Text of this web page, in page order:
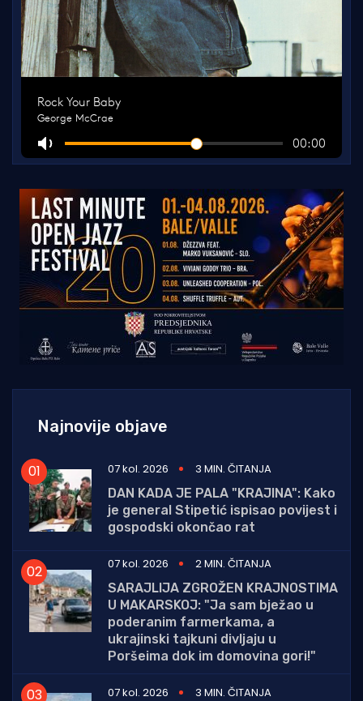
Najnovije objave
07 kol. 2026
3 MIN. ČITANJA
DAN KADA JE PALA "KRAJINA": Kako
je general Stipetić ispisao povijest i
gospodski okončao rat
07 kol. 2026
2 MIN. ČITANJA
SARAJLIJA ZGROŽEN KRAJNOSTIMA
U MAKARSKOJ: "Ja sam bježao u
poderanim farmerkama, a
ukrajinski tajkuni divljaju u
Poršeima dok im domovina gori!"
07 kol. 2026
3 MIN. ČITANJA